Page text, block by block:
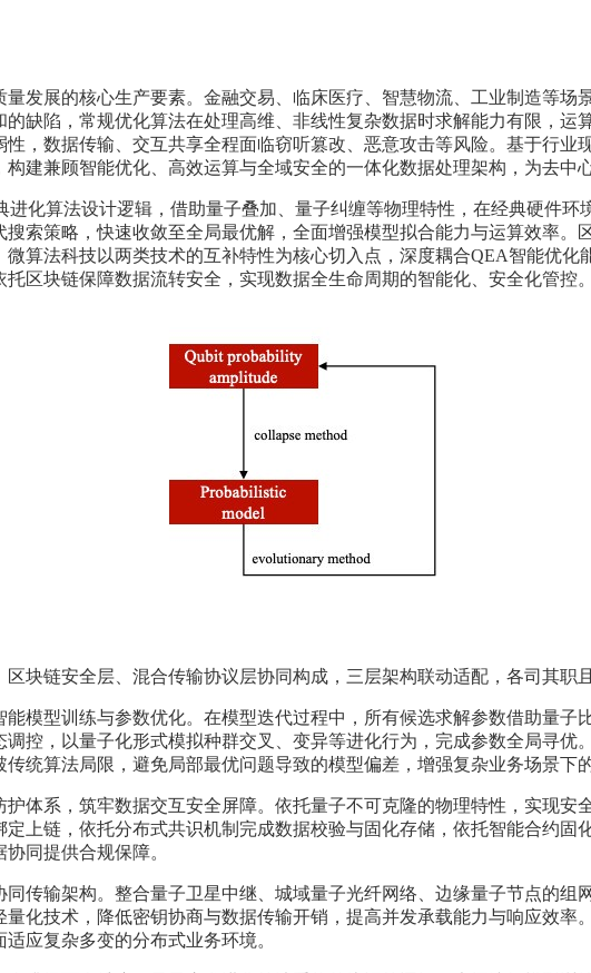
发展的核心生产要素。金融交易、临床医疗、智慧物流、工业制造等
缺陷，常规优化算法在处理高维、非线性复杂数据时求解能力有限，
，数据传输、交互共享全程面临窃听篡改、恶意攻击等风险。基于行
建兼顾智能优化、高效运算与全域安全的一体化数据处理架构，为去中
化算法设计逻辑，借助量子叠加、量子纠缠等物理特性，在经典硬件
索策略，快速收敛至全局最优解，全面增强模型拟合能力与运算效率
算法科技以两类技术的互补特性为核心切入点，深度耦合QEA智能优
区块链保障数据流转安全，实现数据全生命周期的智能化、安全化管控。
块链安全层、混合传输协议层协同构成，三层架构联动适配，各司其职
模型训练与参数优化。在模型迭代过程中，所有候选求解参数借助量
控，以量子化形式模拟种群交叉、变异等进化行为，完成参数全局寻
统算法局限，避免局部最优问题导致的模型偏差，增强复杂业务场景下
体系，筑牢数据交互安全屏障。依托量子不可克隆的物理特性，实现
上链，依托分布式共识机制完成数据校验与固化存储，依托智能合约
同提供合规保障。
传输架构。整合量子卫星中继、城域量子光纤网络、边缘量子节点的
量化技术，降低密钥协商与数据传输开销，提高并发承载能力与响应效率
应复杂多变的分布式业务环境。